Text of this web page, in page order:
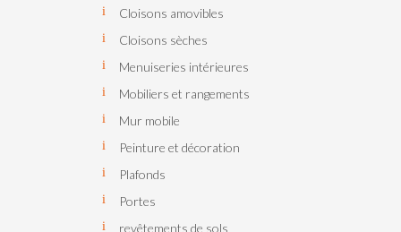
Cloisons amovibles
Cloisons sèches
Menuiseries intérieures
Mobiliers et rangements
Mur mobile
Peinture et décoration
Plafonds
Portes
revêtements de sols